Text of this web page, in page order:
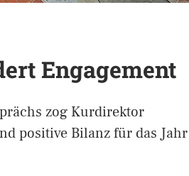
Engagement
zog Kurdirektor
positive Bilanz für das Jahr